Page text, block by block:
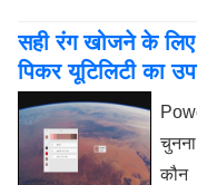
सही रंग खोजने के
पिकर यूटिलिटी का
कौन